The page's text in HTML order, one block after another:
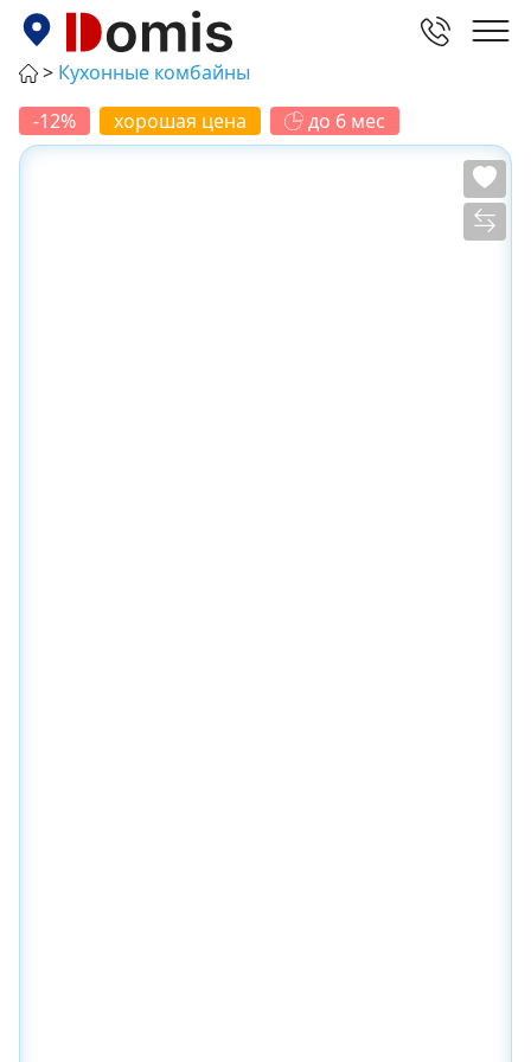
Кухонные комбайны
-12%
хорошая цена до 6 мес